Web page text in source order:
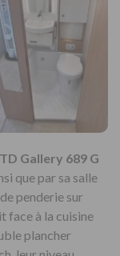
Gallery 689 G
que par sa salle
penderie sur
face à la cuisine
plancher